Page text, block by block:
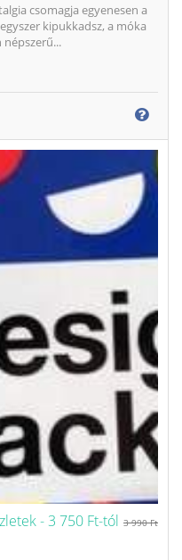
csomagja egyenesen a
kipukkadsz, a móka
népszerű...
-3 750 Ft-tól 3 990 Ft